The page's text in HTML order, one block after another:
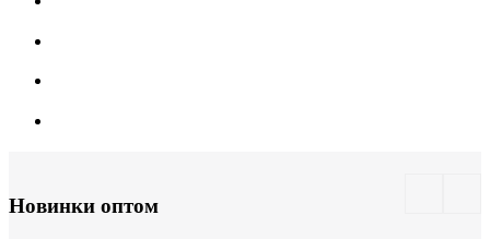
Новинки оптом